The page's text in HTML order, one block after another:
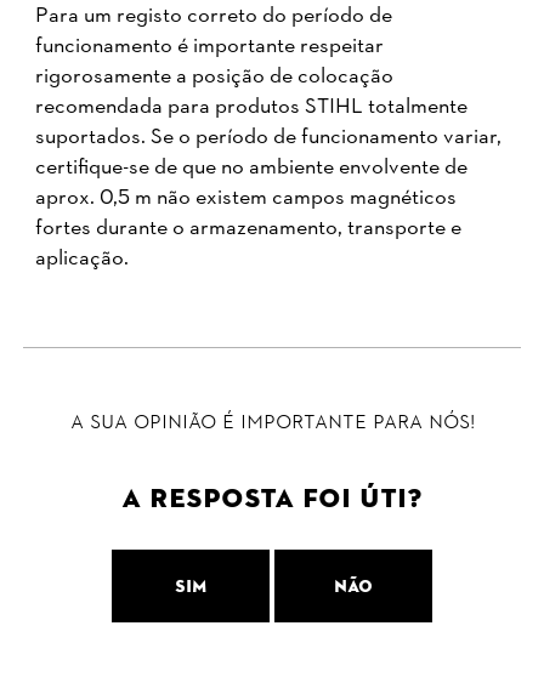
Para um registo correto do período de
funcionamento é importante respeitar
rigorosamente a posição de colocação
recomendada para produtos STIHL totalmente
suportados. Se o período de funcionamento variar,
certifique-se de que no ambiente envolvente de
aprox. 0,5 m não existem campos magnéticos
fortes durante o armazenamento, transporte e
aplicação.
A sua opinião é importante para nós!
A resposta foi úti?
Sim Não